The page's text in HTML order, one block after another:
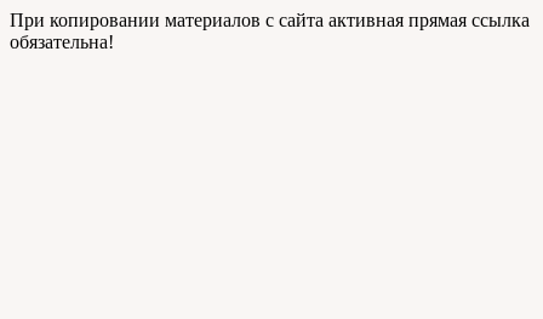
При копировании материалов с сайта активная прямая ссылка
обязательна!